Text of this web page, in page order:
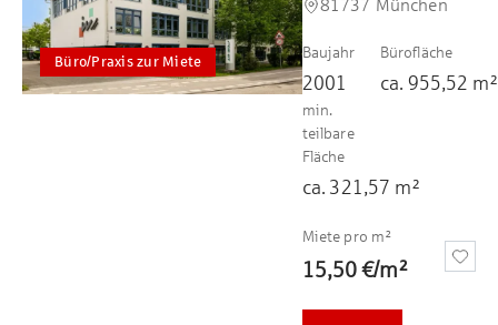
Büro/Praxis zur Miete
81737 München
Baujahr
2001
Bürofläche
ca. 955,52 m²
min.
teilbare
Fläche
ca. 321,57 m²
Miete pro m²
15,50 €/m²